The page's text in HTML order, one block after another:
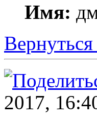
Имя:
2017,